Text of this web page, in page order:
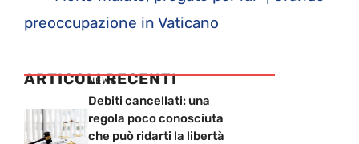
preoccupazione in Vaticano
ARTICOLI RECENTI
NEWS
Debiti cancellati: una
regola poco conosciuta
che può ridarti la libertà